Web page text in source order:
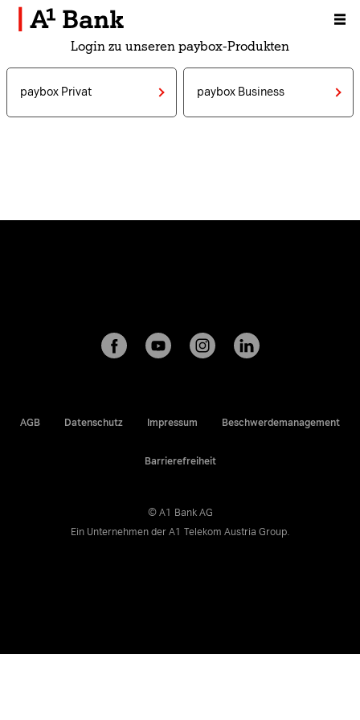
Zum Inhalt [AK+1]
Login zu unseren paybox-Produkten
paybox Privat paybox Business
AGB Datenschutz Impressum Beschwerdemanagement
Barrierefreiheit
© A1 Bank AG
Ein Unternehmen der A1 Telekom Austria Group.